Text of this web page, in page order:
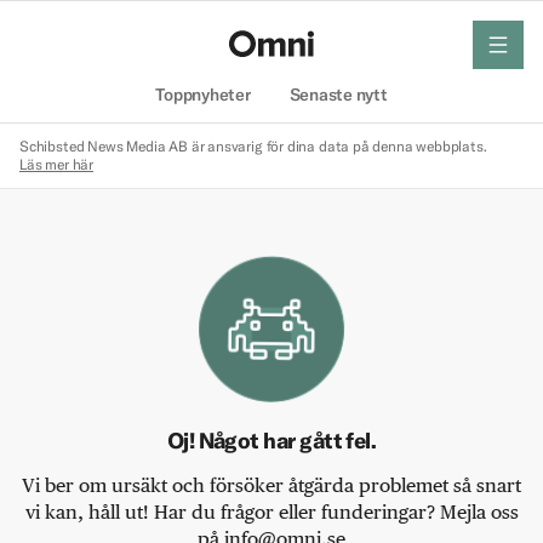
Toppnyheter Senaste nytt
meny
Schibsted News Media AB är ansvarig för dina data på denna webbplats.
Läs mer här
Oj! Något har gått fel.
Vi ber om ursäkt och försöker åtgärda problemet så snart
vi kan, håll ut! Har du frågor eller funderingar? Mejla oss